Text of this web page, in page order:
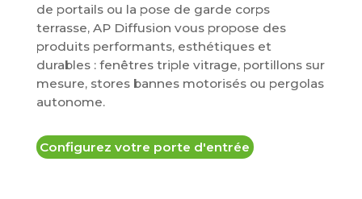
de portails ou la pose de garde corps
terrasse, AP Diffusion vous propose des
produits performants, esthétiques et
durables : fenêtres triple vitrage, portillons sur
mesure, stores bannes motorisés ou pergolas
autonome.
Configurez votre porte d'entrée